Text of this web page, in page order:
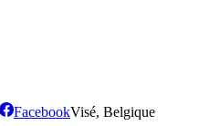
FacebookVisé, Belgique